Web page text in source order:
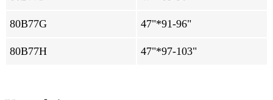
80B77G 47"*91-96"
80B77H 47"*97-103"